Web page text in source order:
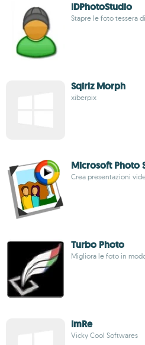
IDPhotoStudio
Stapre le foto tessera
Sqirlz Morph
xiberpix
Microsoft Photo
Crea presentazioni
Turbo Photo
Migliora le foto in
ImRe
Vicky Cool Softwares